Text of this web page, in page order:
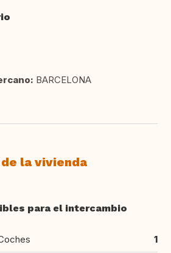
BARCELONA
la vivienda
para el intercambio
1